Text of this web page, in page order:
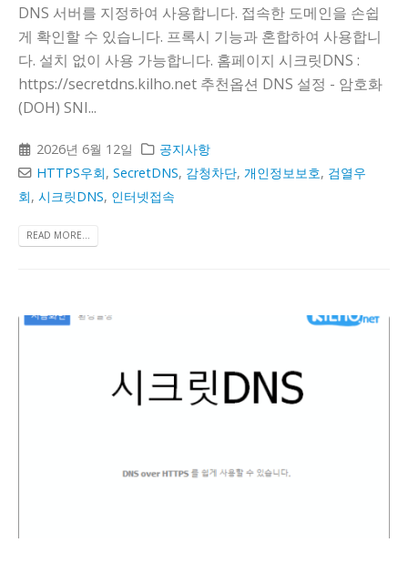
DNS 서버를 지정하여 사용합니다. 접속한 도메인을 손쉽
게 확인할 수 있습니다. 프록시 기능과 혼합하여 사용합니
다. 설치 없이 사용 가능합니다. 홈페이지 시크릿DNS :
https://secretdns.kilho.net 추천옵션 DNS 설정 - 암호화
(DOH) SNI...
2026년 6월 12일
공지사항
HTTPS우회,SecretDNS, 감청차단, 개인정보보호, 검열우
회, 시크릿DNS, 인터넷접속
READ MORE...